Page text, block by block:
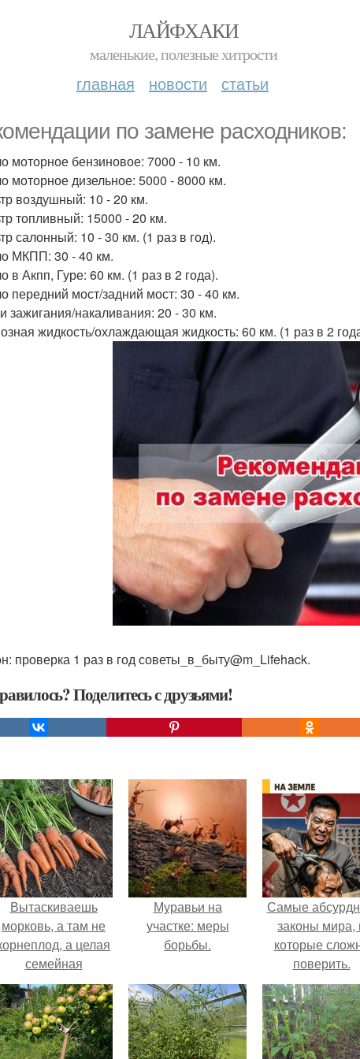
ЛАЙФХАКИ
маленькие, полезные хитрости
главная новости статьи
по замене расходников:
моторное бензиновое: 7000 - 10 км.
моторное дизельное: 5000 - 8000 км.
воздушный: 10 - 20 км.
топливный: 15000 - 20 км.
салонный: 10 - 30 км. (1 раз в год).
МКПП: 30 - 40 км.
в Акпп, Гуре: 60 км. (1 раз в 2 года).
передний мост/задний мост: 30 - 40 км.
зажигания/накаливания: 20 - 30 км.
жидкость/охлаждающая жидкость: 60 км. (1 раз в 2
проверка 1 раз в год советы_в_быту@m_Lifehack.
Поделитесь с друзьями!
Вытаскиваешь
морковь, а там не
а целая
семейная
композиция: две
ноги, три руки и
какой-то хвост
сбоку.
Муравьи на
участке: меры
борьбы.
Самые
законы мира,
которые
поверить.